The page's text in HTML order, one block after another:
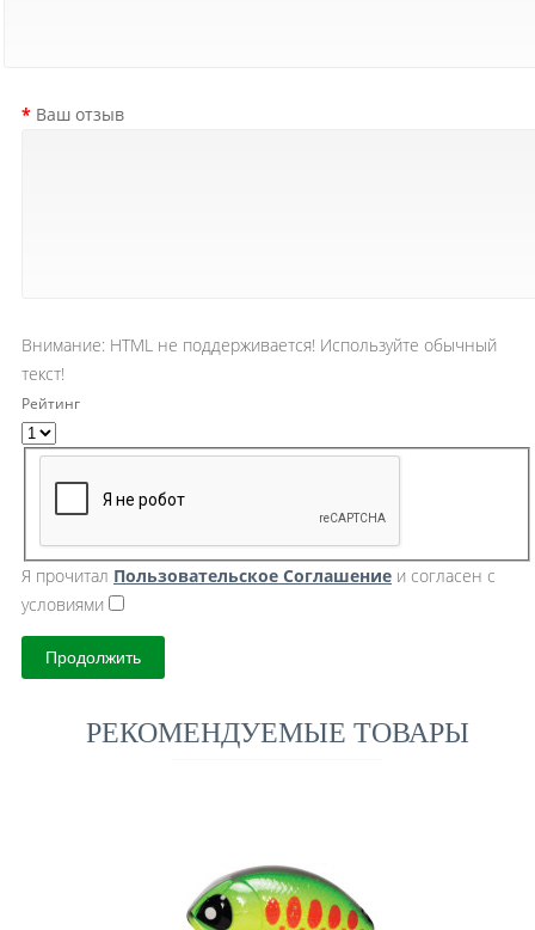
Ваш отзыв
Внимание: HTML не поддерживается! Используйте обычный
текст!
Рейтинг
Я прочитал Пользовательское Cоглашение и согласен с
условиями
Продолжить
РЕКОМЕНДУЕМЫЕ ТОВАРЫ